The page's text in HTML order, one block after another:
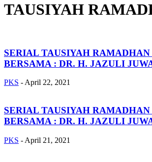
TAUSIYAH
SERIAL TAUSIYAH RAMADHAN
BERSAMA : DR. H. JAZULI
PKS - April 22, 2021
SERIAL TAUSIYAH RAMADHAN
BERSAMA : DR. H. JAZULI
PKS - April 21, 2021